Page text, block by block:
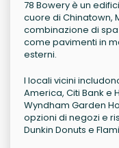
78 Bowery è un
cuore di Chinatown,
combinazione di
come pavimenti in
esterni.
I locali vicini
America, Citi Bank e
Wyndham Garden
opzioni di negozi e
Dunkin Donuts e